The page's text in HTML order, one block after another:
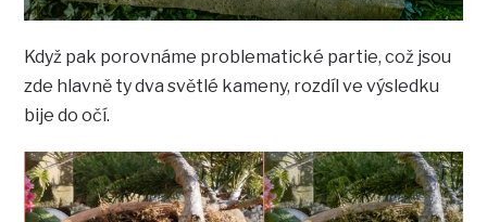
Když pak porovnáme problematické partie, což jsou
zde hlavně ty dva světlé kameny, rozdíl ve výsledku
bije do očí.